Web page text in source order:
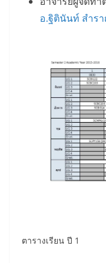
อ.ฐิตินันท์ สำร
ตารางเรียน ปี 1